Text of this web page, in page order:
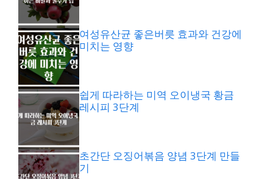
여성유산균 좋은버릇 효과와 건강에
미치는 영향
쉽게 따라하는 미역 오이냉국 황금
레시피 3단계
초간단 오징어볶음 양념 3단계 만들
기